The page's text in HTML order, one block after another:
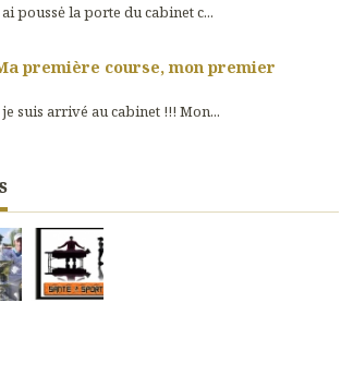
poussė la porte du cabinet c...
première course, mon premier
suis arrivé au cabinet !!! Mon...